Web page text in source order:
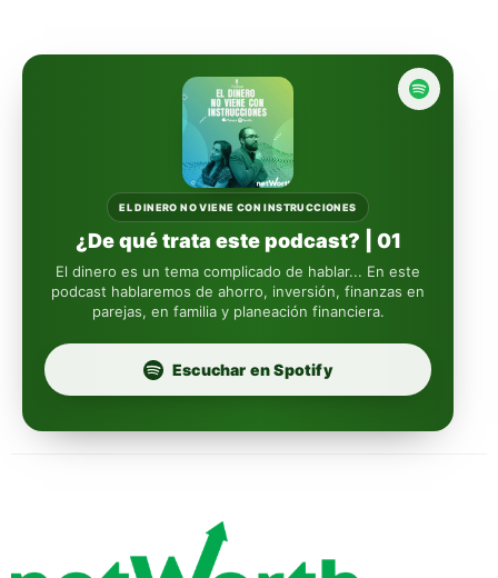
Fintual
Principal
Sura
Insignia Life
Profuturo
automáticamente
EL DINERO NO VIENE CON INSTRUCCIONES
¿De qué trata este podcast? | 01
El dinero es un tema complicado de hablar... En este
podcast hablaremos de ahorro, inversión, finanzas en
parejas, en familia y planeación financiera.
Escuchar en Spotify